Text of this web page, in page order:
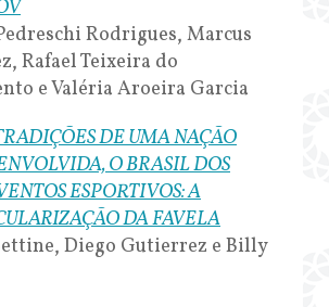
Rodrigues, Marcus
Rafael Teixeira do
e Valéria Aroeira Garcia
DE UMA NAÇÃO
O BRASIL DOS
ESPORTIVOS: A
DA FAVELA
Diego Gutierrez e Billy